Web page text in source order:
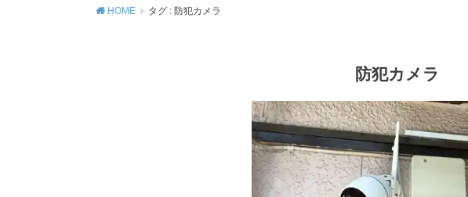
HOME タグ : 防犯カメラ
防犯カメラ